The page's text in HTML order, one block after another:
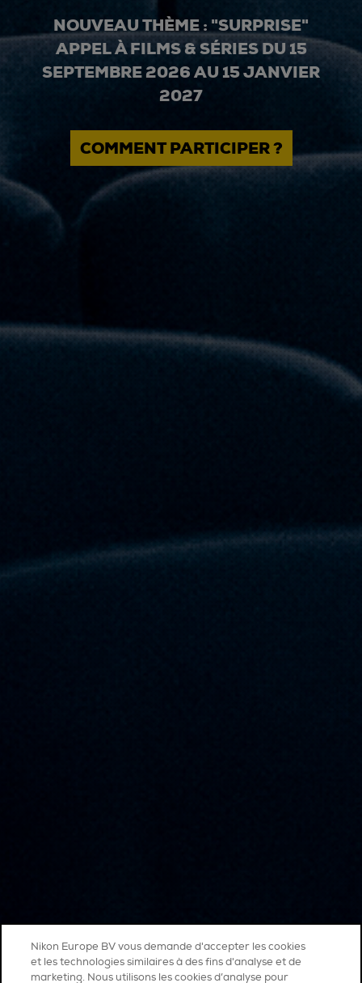
NOUVEAU THÈME : "SURPRISE"
APPEL À FILMS & SÉRIES DU 15
SEPTEMBRE 2026 AU 15 JANVIER
2027
COMMENT PARTICIPER ?
Nikon Europe BV vous demande d'accepter les cookies
et les technologies similaires à des fins d'analyse et de
marketing. Nous utilisons les cookies d’analyse pour